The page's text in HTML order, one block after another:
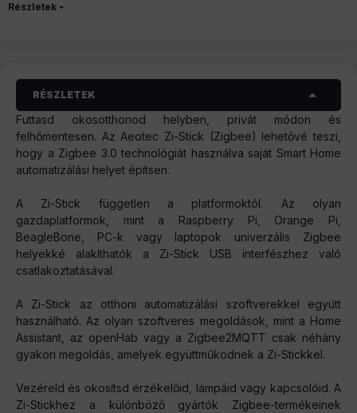
Részletek
RÉSZLETEK
Futtasd okosotthonod helyben, privát módon és
felhőmentesen. Az Aeotec Zi-Stick (Zigbee) lehetővé teszi,
hogy a Zigbee 3.0 technológiát használva saját Smart Home
automatizálási helyet építsen.
A Zi-Stick független a platformoktól. Az olyan
gazdaplatformok, mint a Raspberry Pi, Orange Pi,
BeagleBone, PC-k vagy laptopok univerzális Zigbee
helyekké alakíthatók a Zi-Stick USB interfészhez való
csatlakoztatásával.
A Zi-Stick az otthoni automatizálási szoftverekkel együtt
használható. Az olyan szoftveres megoldások, mint a Home
Assistant, az openHab vagy a Zigbee2MQTT csak néhány
gyakori megoldás, amelyek együttműködnek a Zi-Stickkel.
Vezéreld és okosítsd érzékelőid, lámpáid vagy kapcsolóid. A
Zi-Stickhez a különböző gyártók Zigbee-termékeinek